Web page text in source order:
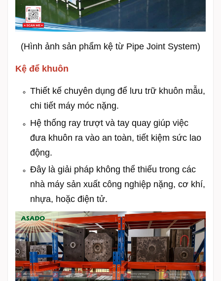
(Hình ảnh sản phẩm kệ từ Pipe Joint System)
Kệ để khuôn
Thiết kế chuyên dụng để lưu trữ khuôn mẫu,
chi tiết máy móc nặng.
Hệ thống ray trượt và tay quay giúp việc
đưa khuôn ra vào an toàn, tiết kiệm sức lao
động.
Đây là giải pháp không thể thiếu trong các
nhà máy sản xuất công nghiệp nặng, cơ khí,
nhựa, hoặc điện tử.